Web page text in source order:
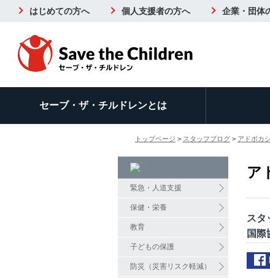
はじめての方へ 個人支援者の方へ 企業・団体
セーブ・ザ・チルドレンとは
トップページ > スタッフブログ > アドボカ
緊急・人道支援
保健・栄養
教育
子どもの保護
防災（災害リスク軽減）
ア
スタ
国際